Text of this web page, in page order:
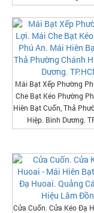
Mái Bạt Xếp Phường
Che Bạt Kéo Phường
Hiên Bạt Cuốn, Thả
Hiệp. Bình Dương.
Cửa Cuốn. Cửa Kéo Đạ